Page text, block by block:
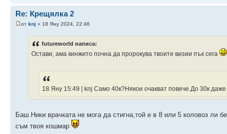
Re: Крещялка 2
от knj » 18 Яну 2024, 22:46
futureworld написа:
Остави, ама кинжито почна да пророкува твоите визии пък сега
18 Яну 15:49 | knj Само 40к?Някои очакват повече.До 30к
Баш Ники врачката не мога да стигна,той е в 8 или 5 коловоз ли
съм твоя кошмар